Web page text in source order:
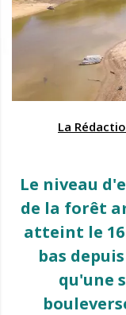
La
Le niveau
de la forêt
atteint le
bas
qu'une